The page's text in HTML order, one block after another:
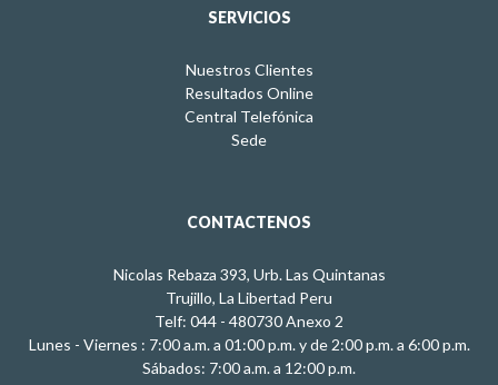
SERVICIOS
Nuestros Clientes
Resultados Online
Central Telefónica
Sede
CONTACTENOS
Nicolas Rebaza 393, Urb. Las Quintanas
Trujillo, La Libertad Peru
Telf: 044 - 480730 Anexo 2
Lunes - Viernes : 7:00 a.m. a 01:00 p.m. y de 2:00 p.m. a 6:00 p.m.
Sábados: 7:00 a.m. a 12:00 p.m.